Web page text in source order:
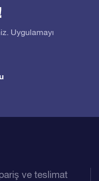
Uygulamayı
ve teslimat